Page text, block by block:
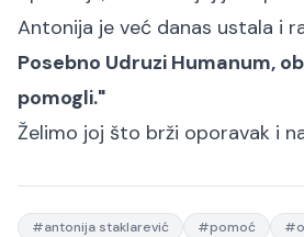
Antonija je već danas ustala i
Posebno Udruzi Humanum,
pomogli."
Želimo joj što brži oporavak i
#antonija staklarević #pomoć #